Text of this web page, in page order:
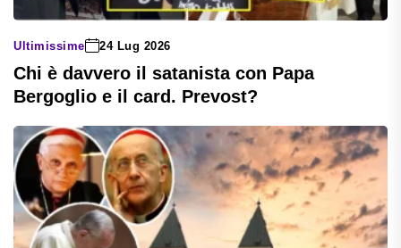
Ultimissime 24 Lug 2026
Chi è davvero il satanista con Papa
Bergoglio e il card. Prevost?